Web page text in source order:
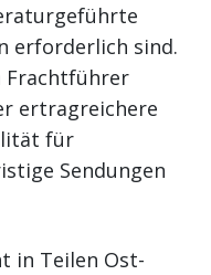
erforderlich sind.
Frachtführer
ertragreichere
für
Sendungen
in Teilen Ost-